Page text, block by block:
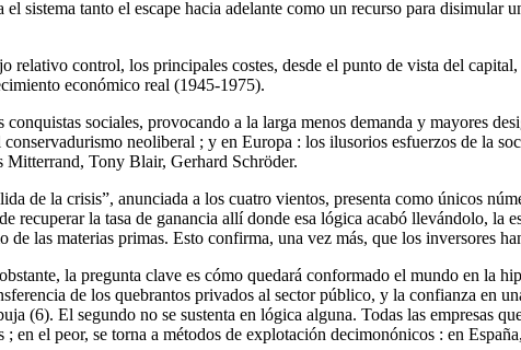
tanto el escape hacia adelante como un recurso para disimular
control, los principales costes, desde el punto de vista del
económico real (1945-1975).
sociales, provocando a la larga menos demanda y mayores
neoliberal ; y en Europa : los ilusorios esfuerzos de la
Mitterrand, Tony Blair, Gerhard Schröder.
de la crisis”, anunciada a los cuatro vientos, presenta como únicos
recuperar la tasa de ganancia allí donde esa lógica acabó llevándolo, la
las materias primas. Esto confirma, una vez más, que los inversores
la pregunta clave es cómo quedará conformado el mundo en la
de los quebrantos privados al sector público, y la confianza en
(6). El segundo no se sustenta en lógica alguna. Todas las empresas
en el peor, se torna a métodos de explotación decimonónicos : en